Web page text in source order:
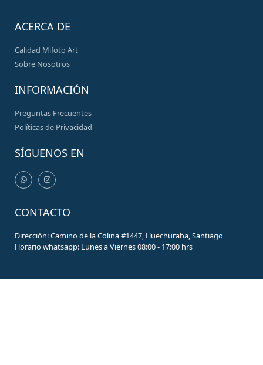
ACERCA DE
Calidad Mifoto Art
Sobre Nosotros
INFORMACIÓN
Preguntas Frecuentes
Políticas de Privacidad
SÍGUENOS EN
CONTACTO
Dirección: Camino de la Colina #1447, Huechuraba, Santiago
Horario whatsapp: Lunes a Viernes 08:00 - 17:00 hrs